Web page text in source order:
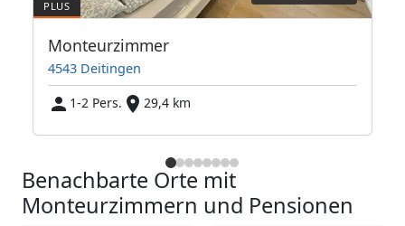
Monteurzimmer
4543 Deitingen
1-2 Pers.
29,4 km
Benachbarte Orte mit
Monteurzimmern und Pensionen